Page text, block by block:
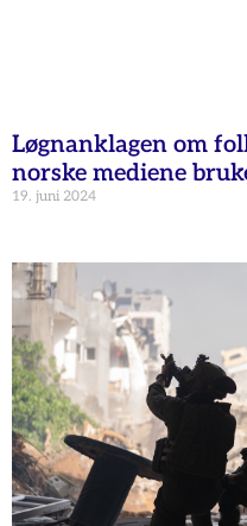
Løgnanklagen om
norske mediene
19. juni 2024